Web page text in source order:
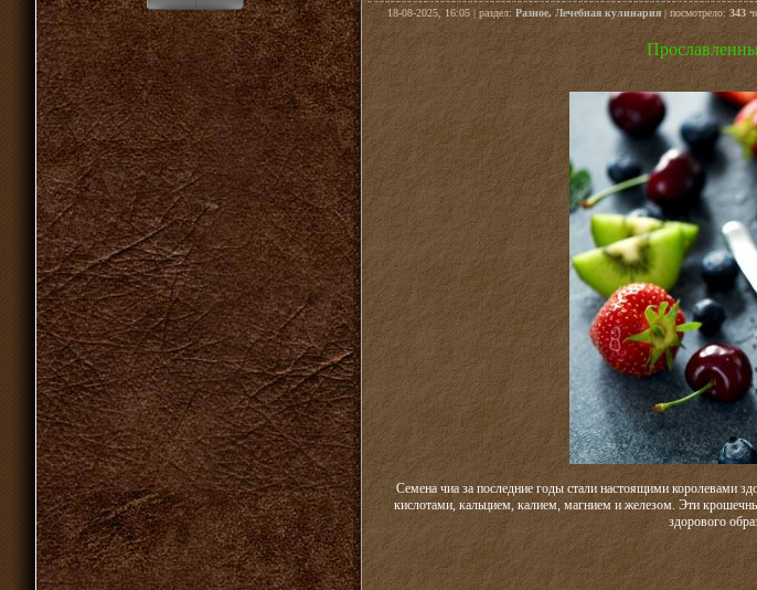
18-08-2025, 16:05 | раздел:Разное,Лечебная кулинария| посмотрело:343
Семена чиа за последние годы стали настоящими королевами
кислотами, кальцием, калием, магнием и железом. Эти
здорового